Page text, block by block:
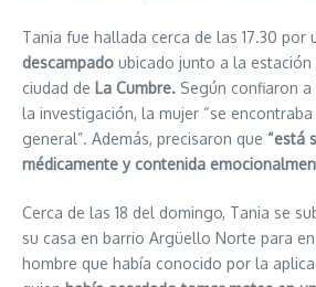
Tania fue hallada cerca de las 17.30 por
descampado ubicado junto a la
ciudad de La Cumbre. Según confiaron a
la investigación, la mujer “se
general”. Además, precisaron que “está
médicamente y contenida
Cerca de las 18 del domingo, Tania se
su casa en barrio Argüello Norte para
hombre que había conocido por la